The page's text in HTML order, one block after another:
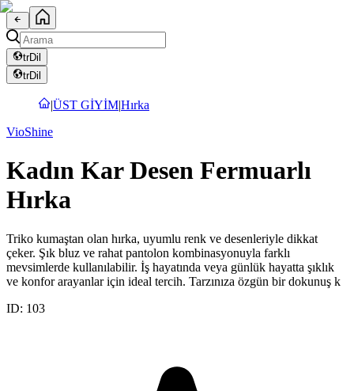
trDil
trDil
|ÜST GİYİM|Hırka
VioShine
Kadın Kar Desen Fermuarlı
Hırka
Triko kumaştan olan hırka, uyumlu renk ve desenleriyle dikkat
çeker. Şık bluz ve rahat pantolon kombinasyonuyla farklı
mevsimlerde kullanılabilir. İş hayatında veya günlük hayatta şıklık
ve konfor arayanlar için ideal tercih. Tarzınıza özgün bir dokunuş k
ID: 103